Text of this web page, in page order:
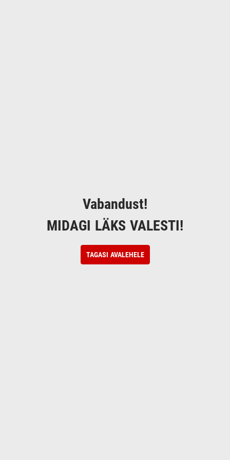
Vabandust!
MIDAGI LÄKS VALESTI!
TAGASI AVALEHELE